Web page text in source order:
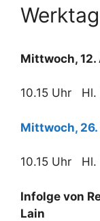
Mittwoch,
10.15 Uhr Hl.
Mittwoch, 26.
10.15 Uhr Hl.
Infolge von
Lain